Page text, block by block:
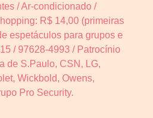
/ Ar-condicionado /
R$ 14,00 (primeiras
espetáculos para grupos e
/ 97628-4993 / Patrocínio
de S.Paulo, CSN, LG,
Wickbold, Owens,
Pro Security.